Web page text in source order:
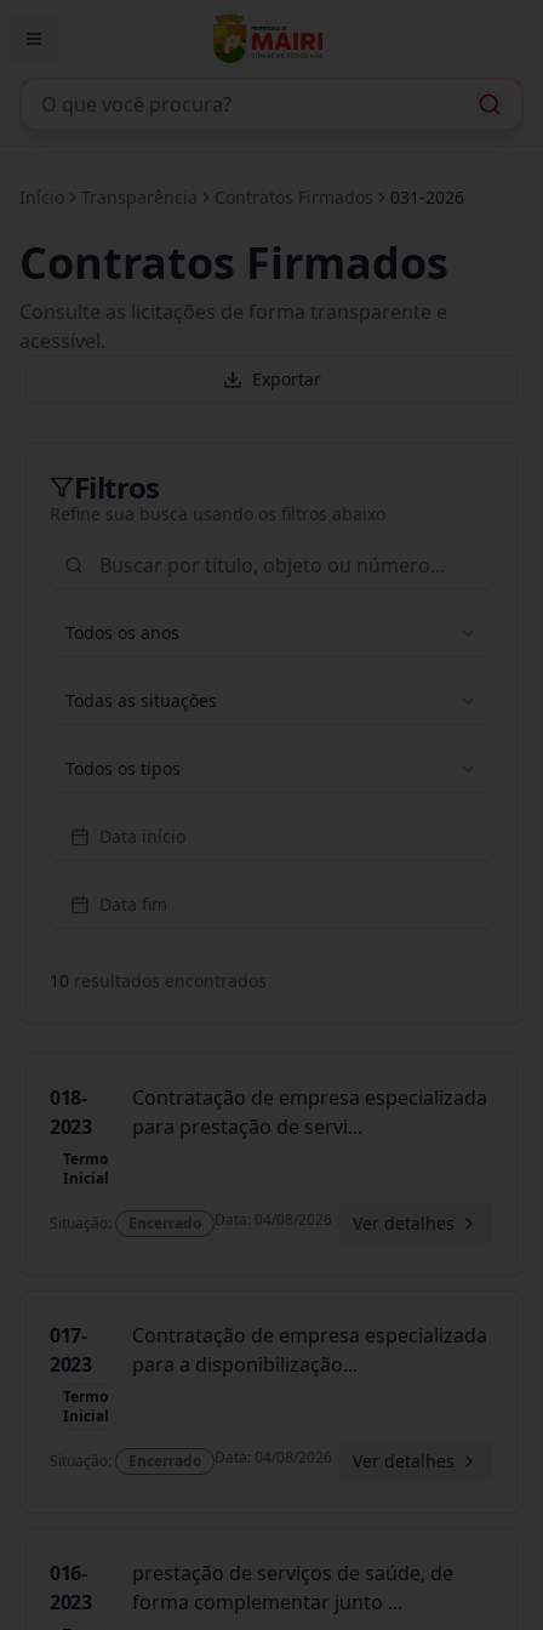
Início Transparência Contratos Firmados 031-2026
Contratos Firmados
Consulte as licitações de forma transparente e
acessível.
Exportar
Filtros
Refine sua busca usando os filtros abaixo
Todos os anos
Todas as situações
Todos os tipos
Data início
Data fim
10 resultados encontrados
018-
2023
Termo
Inicial
Contratação de empresa especializada
para prestação de servi...
Situação: Encerrado Data: 04/08/2026 Ver detalhes
017-
2023
Termo
Inicial
Contratação de empresa especializada
para a disponibilização...
Situação: Encerrado Data: 04/08/2026 Ver detalhes
016-
2023
prestação de serviços de saúde, de
forma complementar junto ...